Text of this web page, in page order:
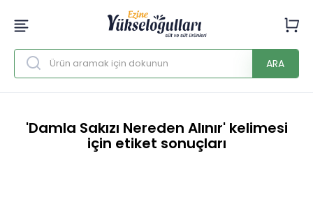
ARA
'Damla Sakızı Nereden Alınır' kelimesi
için etiket sonuçları